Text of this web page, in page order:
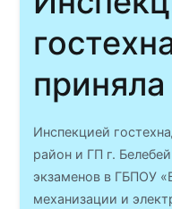
Инспекцией
район и ГП г.
экзаменов в ГБПОУ
механизации и